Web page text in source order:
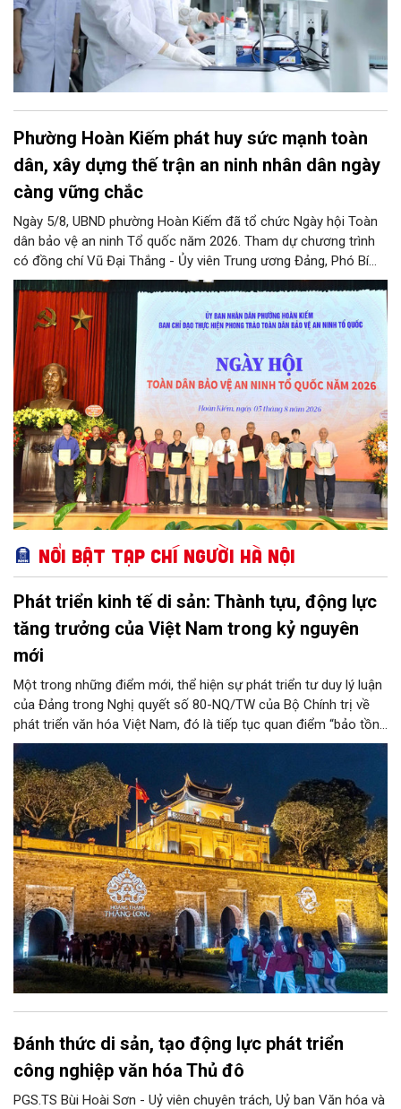
Phường Hoàn Kiếm phát huy sức mạnh toàn
dân, xây dựng thế trận an ninh nhân dân ngày
càng vững chắc
Ngày 5/8, UBND phường Hoàn Kiếm đã tổ chức Ngày hội Toàn
dân bảo vệ an ninh Tổ quốc năm 2026. Tham dự chương trình
có đồng chí Vũ Đại Thắng - Ủy viên Trung ương Đảng, Phó Bí
thư Thành ủy, Chủ tịch UBND thành phố; Đại tá Nguyễn Tiến Đạt,
Ủy viên Ban Thường vụ Đảng ủy, Phó Giám đốc Công an thành
phố Hà Nội, cùng dự có các đồng chí đại diện lãnh đạo các Sở,
ban, ngành thuộc Thành phố Hà Nội, các phòng nghiệp vụ Công
an Thành phố Hà Nội.
Nổi bật Tạp chí Người Hà Nội
Phát triển kinh tế di sản: Thành tựu, động lực
tăng trưởng của Việt Nam trong kỷ nguyên
mới
Một trong những điểm mới, thể hiện sự phát triển tư duy lý luận
của Đảng trong Nghị quyết số 80-NQ/TW của Bộ Chính trị về
phát triển văn hóa Việt Nam, đó là tiếp tục quan điểm “bảo tồn
và phát huy giá trị di sản văn hóa gắn kết với phát triển kinh tế -
xã hội và du lịch”; đồng thời, nâng lên một tầm cao mới: “phát
triển kinh tế di sản”.
Đánh thức di sản, tạo động lực phát triển
công nghiệp văn hóa Thủ đô
PGS.TS Bùi Hoài Sơn - Uỷ viên chuyên trách, Uỷ ban Văn hóa và